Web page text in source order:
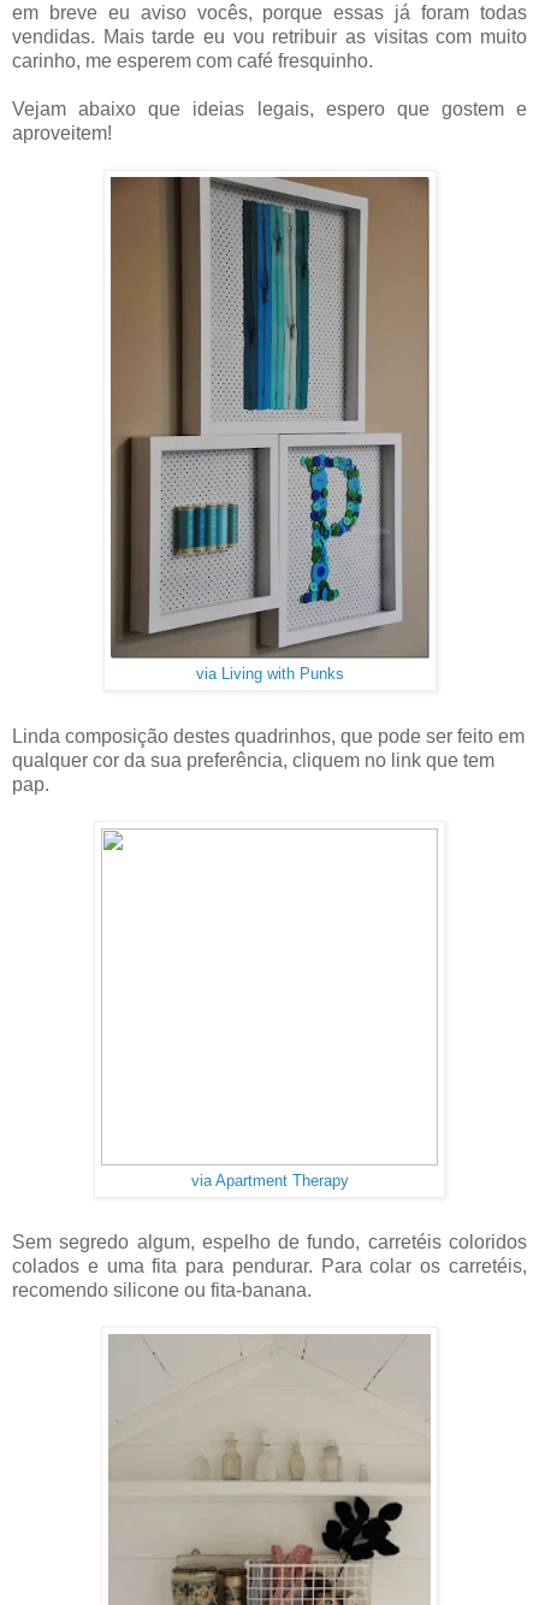
em breve eu aviso vocês, porque essas já foram todas
vendidas. Mais tarde eu vou retribuir as visitas com muito
carinho, me esperem com café fresquinho.
Vejam abaixo que ideias legais, espero que gostem e
aproveitem!
via Living with Punks
Linda composição destes quadrinhos, que pode ser feito em
qualquer cor da sua preferência, cliquem no link que tem
pap.
via Apartment Therapy
Sem segredo algum, espelho de fundo, carretéis coloridos
colados e uma fita para pendurar. Para colar os carretéis,
recomendo silicone ou fita-banana.